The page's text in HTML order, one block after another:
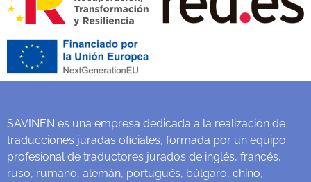
SAVINEN es una empresa dedicada a la realización de
traducciones juradas oficiales, formada por un equipo
profesional de traductores jurados de inglés, francés,
ruso, rumano, alemán, portugués, búlgaro, chino,